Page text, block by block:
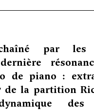
par les
de piano :
de la partition
des